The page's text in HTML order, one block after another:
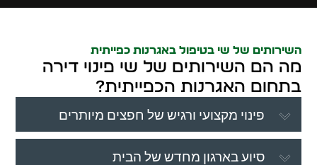
השירותים של שי בטיפול באגרנות כפייתית
מה הם השירותים של שי פינוי דירה
בתחום האגרנות הכפייתית?
פינוי מקצועי ורגיש של חפצים מיותרים
סיוע בארגון מחדש של הבית